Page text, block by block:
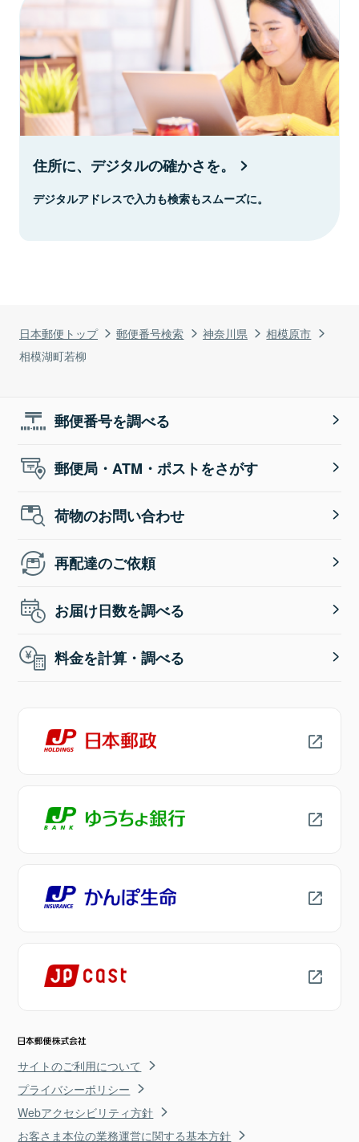
日本郵便トップ 郵便番号検索 神奈川県
相模原市
相模湖町若柳
住所に、デジタルの確かさを。
デジタルアドレスで入力も検索もスムーズに。
郵便番号を調べる
郵便局・ATM・ポストをさがす
荷物のお問い合わせ
再配達のご依頼
お届け日数を調べる
料金を計算・調べる
サイトのご利用について
プライバシーポリシー
Webアクセシビリティ方針
お客さま本位の業務運営に関する基本方針